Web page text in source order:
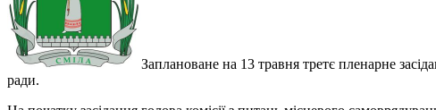
Заплановане на 13 травня третє пленарне
ради.